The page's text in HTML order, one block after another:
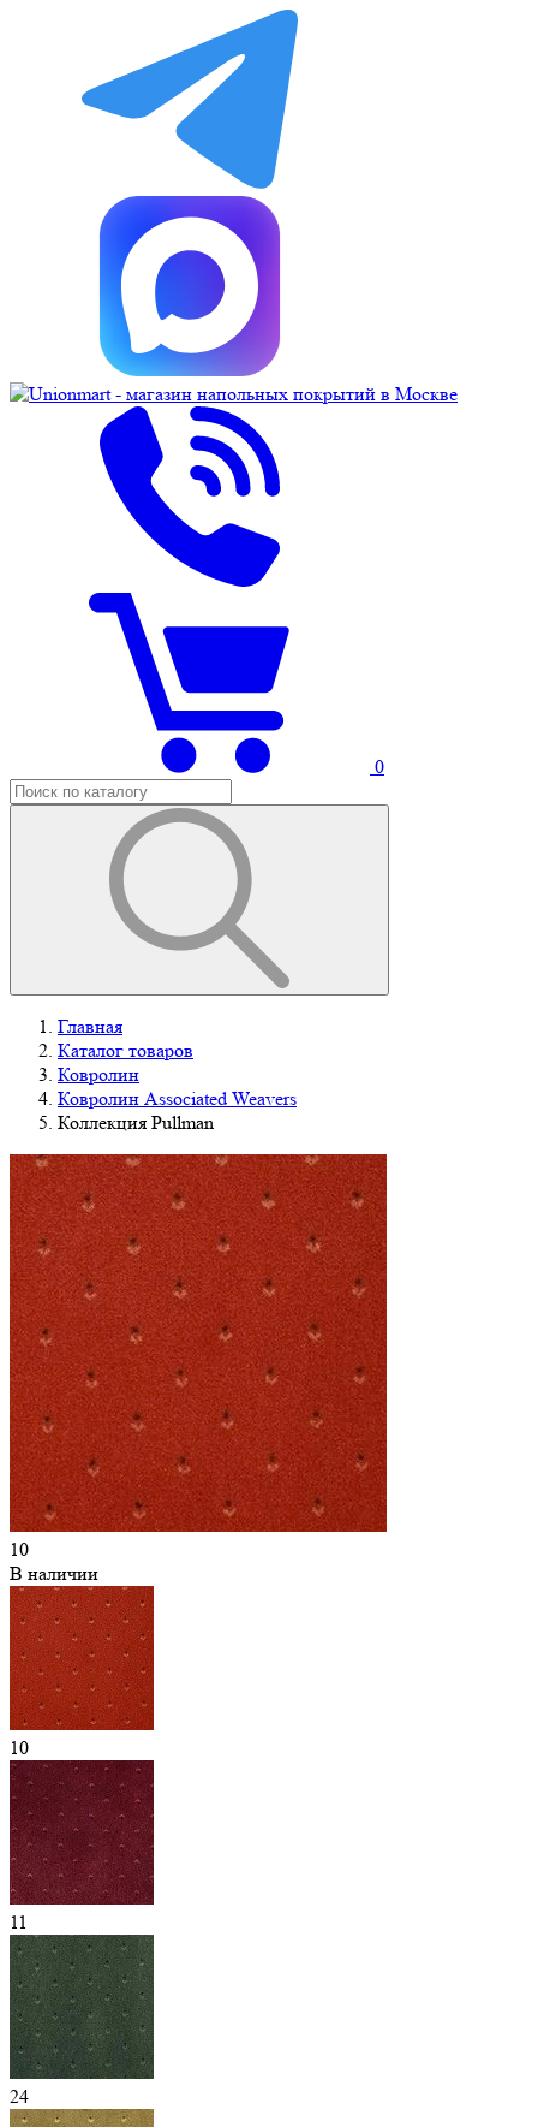
0
Главная
Каталог товаров
Ковролин
Ковролин Associated Weavers
Коллекция Pullman
10
В наличии
10
11
24